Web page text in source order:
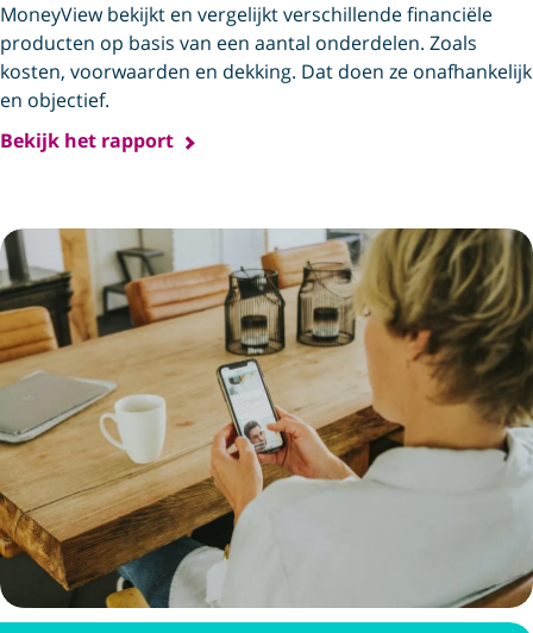
MoneyView bekijkt en vergelijkt verschillende financiële
producten op basis van een aantal onderdelen. Zoals
kosten, voorwaarden en dekking. Dat doen ze onafhankelijk
en objectief.
Bekijk het rapport